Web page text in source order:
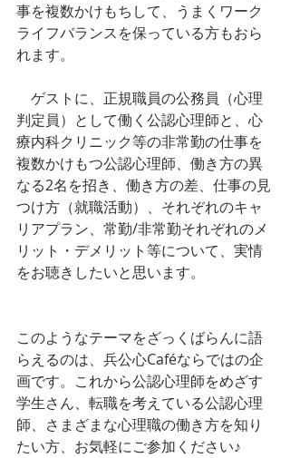
事を複数かけもちして、うまくワーク
ライフバランスを保っている方もおら
れます。
ゲストに、正規職員の公務員（心理
判定員）として働く公認心理師と、心
療内科クリニック等の非常勤の仕事を
複数かけもつ公認心理師、働き方の異
なる2名を招き、働き方の差、仕事の見
つけ方（就職活動）、それぞれのキャ
リアプラン、常勤/非常勤それぞれのメ
リット・デメリット等について、実情
をお聴きしたいと思います。
このようなテーマをざっくばらんに語
らえるのは、兵公心Caféならではの企
画です。これから公認心理師をめざす
学生さん、転職を考えている公認心理
師、さまざまな心理職の働き方を知り
たい方、お気軽にご参加ください♪